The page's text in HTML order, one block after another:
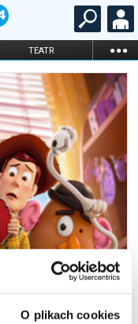
O plikach cookies
TEATR ...
STAND-UP
KARNETY